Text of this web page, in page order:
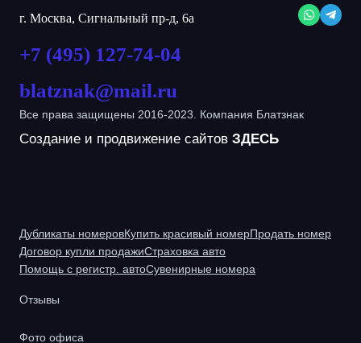
г. Москва, Сигнальный пр-д, 6а
+7 (495) 127-74-04
blatznak@mail.ru
Все права защищены 2016-2023. Компания Блатзнак
Создание и продвижение сайтов ЗДЕСЬ
Дубликаты номеровКупить красивый номерПродать номер
Договор купли продажиСтраховка авто
Помощь с регистр. автоСувенирные номера
Отзывы
Фото офиса